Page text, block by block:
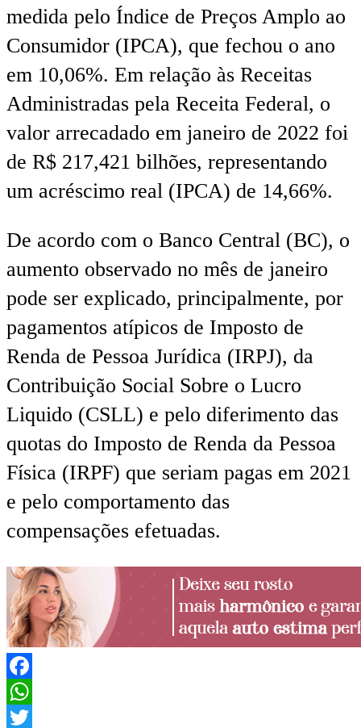
medida pelo Índice de Preços Amplo ao
Consumidor (IPCA), que fechou o ano
em 10,06%. Em relação às Receitas
Administradas pela Receita Federal, o
valor arrecadado em janeiro de 2022 foi
de R$ 217,421 bilhões, representando
um acréscimo real (IPCA) de 14,66%.
De acordo com o Banco Central (BC), o
aumento observado no mês de janeiro
pode ser explicado, principalmente, por
pagamentos atípicos de Imposto de
Renda de Pessoa Jurídica (IRPJ), da
Contribuição Social Sobre o Lucro
Liquido (CSLL) e pelo diferimento das
quotas do Imposto de Renda da Pessoa
Física (IRPF) que seriam pagas em 2021
e pelo comportamento das
compensações efetuadas.
Facebook
WhatsApp